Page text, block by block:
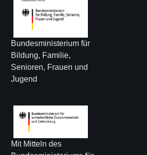
Bundesministerium für
Bildung, Familie,
Senioren, Frauen und
Jugend
Mit Mitteln des